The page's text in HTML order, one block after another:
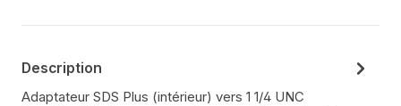
Description
Adaptateur SDS Plus (intérieur) vers 1 1/4 UNC